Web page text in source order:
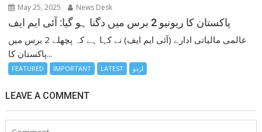
May 25, 2025 News Desk
پاکستان کا ریونیو 2 برس میں دگنا ہو گیا: آئی ایم ایف
عالمی مالیاتی ادارے (آئی ایم ایف) نے کہا ہے کہ پچھلے 2 برس میں
پاکستان کا...
FEATURED IMPORTANT LATEST اردو
LEAVE A COMMENT